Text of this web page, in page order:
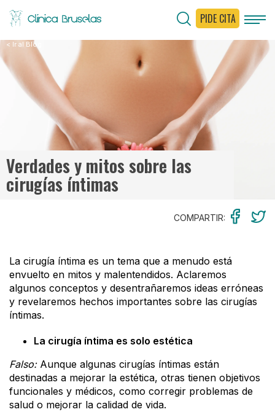
PIDE CITA
< Ir al Blog
Verdades y mitos sobre las
cirugías íntimas
COMPARTIR:
La cirugía íntima es un tema que a menudo está
envuelto en mitos y malentendidos. Aclaremos
algunos conceptos y desentrañaremos ideas erróneas
y revelaremos hechos importantes sobre las cirugías
íntimas.
La cirugía íntima es solo estética
Falso:Aunque algunas cirugías íntimas están
destinadas a mejorar la estética, otras tienen objetivos
funcionales y médicos, como corregir problemas de
salud o mejorar la calidad de vida.